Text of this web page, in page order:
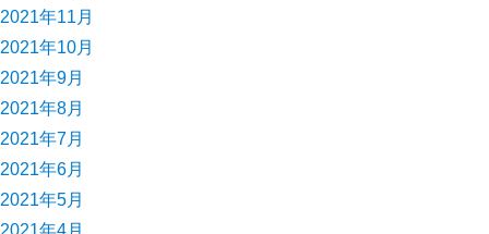
2021年11月
2021年10月
2021年9月
2021年8月
2021年7月
2021年6月
2021年5月
2021年4月